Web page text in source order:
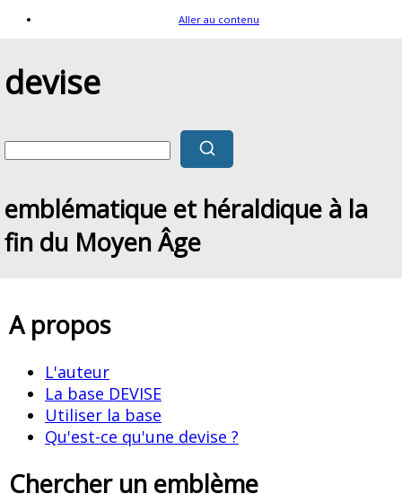
Aller au contenu
devise
emblématique et héraldique à la
fin du Moyen Âge
A propos
L'auteur
La base DEVISE
Utiliser la base
Qu'est-ce qu'une devise ?
Chercher un emblème